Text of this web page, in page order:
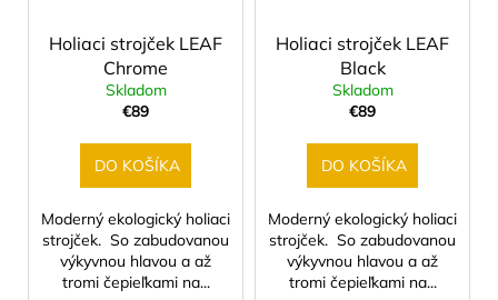
Holiaci strojček LEAF
Chrome
Skladom
€89
DO KOŠÍKA
Moderný ekologický holiaci
strojček. So zabudovanou
výkyvnou hlavou a až
tromi čepieľkami na...
Holiaci strojček LEAF
Black
Skladom
€89
DO KOŠÍKA
Moderný ekologický holiaci
strojček. So zabudovanou
výkyvnou hlavou a až
tromi čepieľkami na...